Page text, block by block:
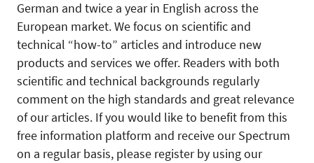
German and twice a year in English across the
European market. We focus on scientific and
technical “how-to” articles and introduce new
products and services we offer. Readers with both
scientific and technical backgrounds regularly
comment on the high standards and great relevance
of our articles. If you would like to benefit from this
free information platform and receive our Spectrum
on a regular basis, please register by using our